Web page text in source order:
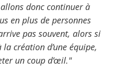
donc continuer à
en plus de personnes
pas souvent, alors si
création d’une équipe,
un coup d’œil."